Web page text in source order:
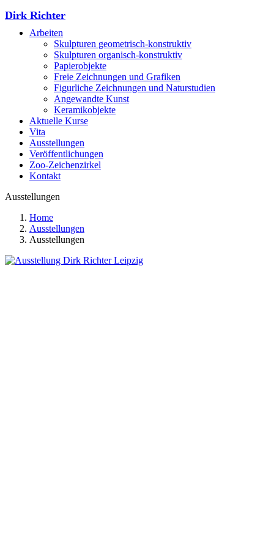
Dirk Richter
Arbeiten
Skulpturen geometrisch-konstruktiv
Skulpturen organisch-konstruktiv
Papierobjekte
Freie Zeichnungen und Grafiken
Figurliche Zeichnungen und Naturstudien
Angewandte Kunst
Keramikobjekte
Aktuelle Kurse
Vita
Ausstellungen
Veröffentlichungen
Zoo-Zeichenzirkel
Kontakt
Ausstellungen
Home
Ausstellungen
Ausstellungen